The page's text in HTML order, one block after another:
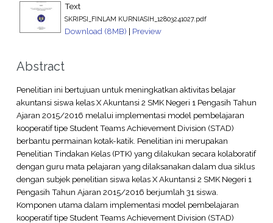
Text
SKRIPSI_FINLAM KURNIASIH_12803241027.pdf
Download (8MB) | Preview
Abstract
Penelitian ini bertujuan untuk meningkatkan aktivitas belajar
akuntansi siswa kelas X Akuntansi 2 SMK Negeri 1 Pengasih Tahun
Ajaran 2015/2016 melalui implementasi model pembelajaran
kooperatif tipe Student Teams Achievement Division (STAD)
berbantu permainan kotak-katik. Penelitian ini merupakan
Penelitian Tindakan Kelas (PTK) yang dilakukan secara kolaboratif
dengan guru mata pelajaran yang dilaksanakan dalam dua siklus
dengan subjek penelitian siswa kelas X Akuntansi 2 SMK Negeri 1
Pengasih Tahun Ajaran 2015/2016 berjumlah 31 siswa.
Komponen utama dalam implementasi model pembelajaran
kooperatif tipe Student Teams Achievement Division (STAD)